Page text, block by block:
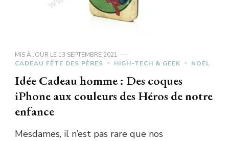
MIS À JOUR LE 13 SEPTEMBRE 2021
CADEAU FÊTE DES PÈRES
HIGH-TECH & GEEK NOËL
Idée Cadeau homme : Des coques
iPhone aux couleurs des Héros de notre
enfance
Mesdames, il n’est pas rare que nos